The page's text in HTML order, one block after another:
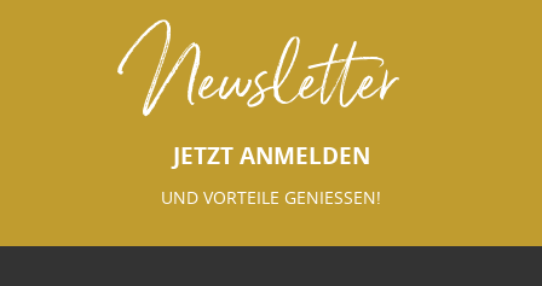
Newsletter
JETZT ANMELDEN
UND VORTEILE GENIESSEN!